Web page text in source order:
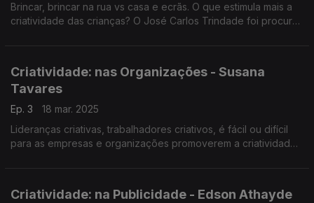
Brincar, brincar na rua vs casa e ecrãs. O que estimula mais a
criatividade das crianças? O José Carlos Trindade foi procurar
Criatividade: nas Organizações - Susana
Tavares
Ep. 3
18 mar. 2025
Lideranças criativas, trabalhadores criativos, é fácil ou difícil
para as empresas e organizações promoverem a criatividade?
Criatividade: na Publicidade - Edson Athayde